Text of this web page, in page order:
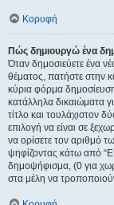
Κορυφή
Πώς δημιουργώ ένα
Όταν δημοσιεύετε ένα
θέματος, πατήστε στην
κύρια φόρμα
κατάλληλα δικαιώματα
τίτλο και τουλάχιστον
επιλογή να είναι σε
να ορίσετε τον αριθμό
ψηφίζοντας κάτω από
δημοψήφισμα, (0 για
στα μέλη να